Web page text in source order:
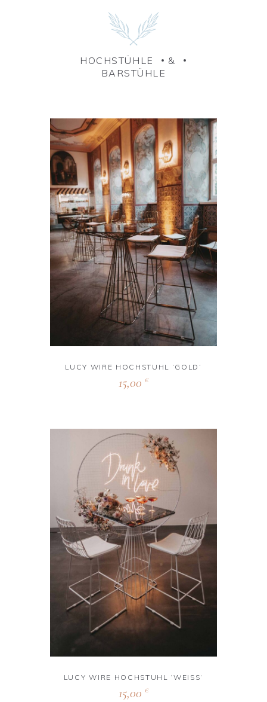
HOCHSTÜHLE
&
BARSTÜHLE
LUCY WIRE HOCHSTUHL ‘GOLD‘
15,00 €
LUCY WIRE HOCHSTUHL ‘WEISS‘
15,00 €